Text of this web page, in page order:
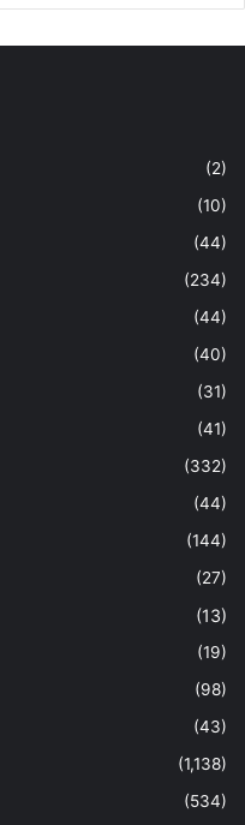
(2)
(10)
(44)
(234)
(44)
(40)
(31)
(41)
(332)
(44)
(144)
(27)
(13)
(19)
(98)
(43)
(1,138)
(534)